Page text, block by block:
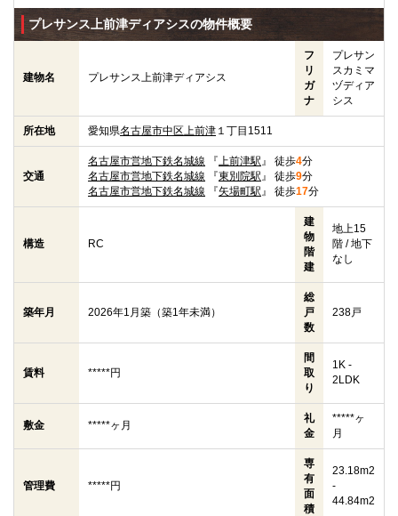
プレサンス上前津ディアシスの物件概要
建物名 プレサンス上前津ディアシス
フ
リ
ガ
ナ
プレサン
スカミマ
ヅディア
シス
所在地 愛知県名古屋市中区上前津 １丁目1511
交通
名古屋市営地下鉄名城線 『上前津駅』 徒歩4分
名古屋市営地下鉄名城線 『東別院駅』 徒歩9分
名古屋市営地下鉄名城線 『矢場町駅』 徒歩17分
構造 RC
建
物
階
建
地上15
階 / 地下
なし
築年月 2026年1月築（築1年未満）
総
戸
数
238戸
賃料 *****円
間
取
り
1K -
2LDK
敷金 *****ヶ月
礼
金
*****ヶ
月
管理費 *****円
専
有
面
積
23.18m2
-
44.84m2